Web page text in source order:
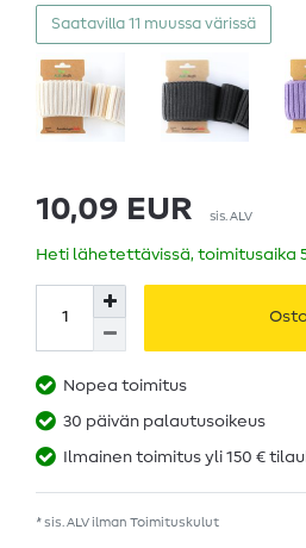
Saatavilla 11 muussa värissä
10,09 EUR sis. ALV
Heti lähetettävissä, toimitusaika
Nopea toimitus
30 päivän palautusoikeus
Ilmainen toimitus yli 150 €
* sis. ALV ilman Toimituskulut